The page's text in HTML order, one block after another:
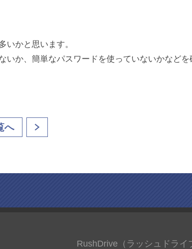
いかと思います。
か、簡単なパスワードを使っていないかなどを
へ
RushDrive（ラッシュドライ